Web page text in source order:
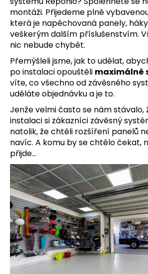
montáži. Přijedeme plně
která je napěchovaná panely,
veškerým dalším příslušenstvím.
nic nebude chybět.
Přemýšleli jsme, jak to udělat,
po instalaci opouštěli maximálně
víte, co všechno od závěsného
uděláte objednávku a je to.
Jenže velmi často se nám stávalo,
instalaci si zákazníci závěsný
natolik, že chtěli rozšíření panelů
navíc. A komu by se chtělo čekat,
přijde…
u
j
e
t
e
n
a
j
í
t
?
HLEDAT
D
o
p
o